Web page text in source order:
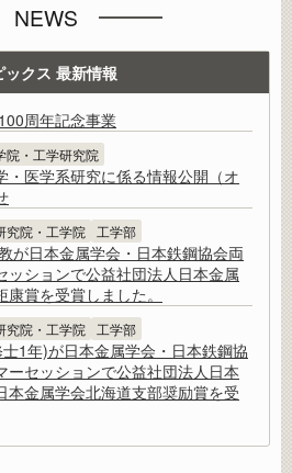
NEWS
ックス 最新情報
周年記念事業
院・工学研究院
・医学系研究に係る情報公開（オ
究院・工学院 工学部
が日本金属学会・日本鉄鋼協会両
ッションで公益社団法人日本金属
賞を受賞しました。
究院・工学院 工学部
1年)が日本金属学会・日本鉄鋼協
ーセッションで公益社団法人日本
本金属学会北海道支部奨励賞を受